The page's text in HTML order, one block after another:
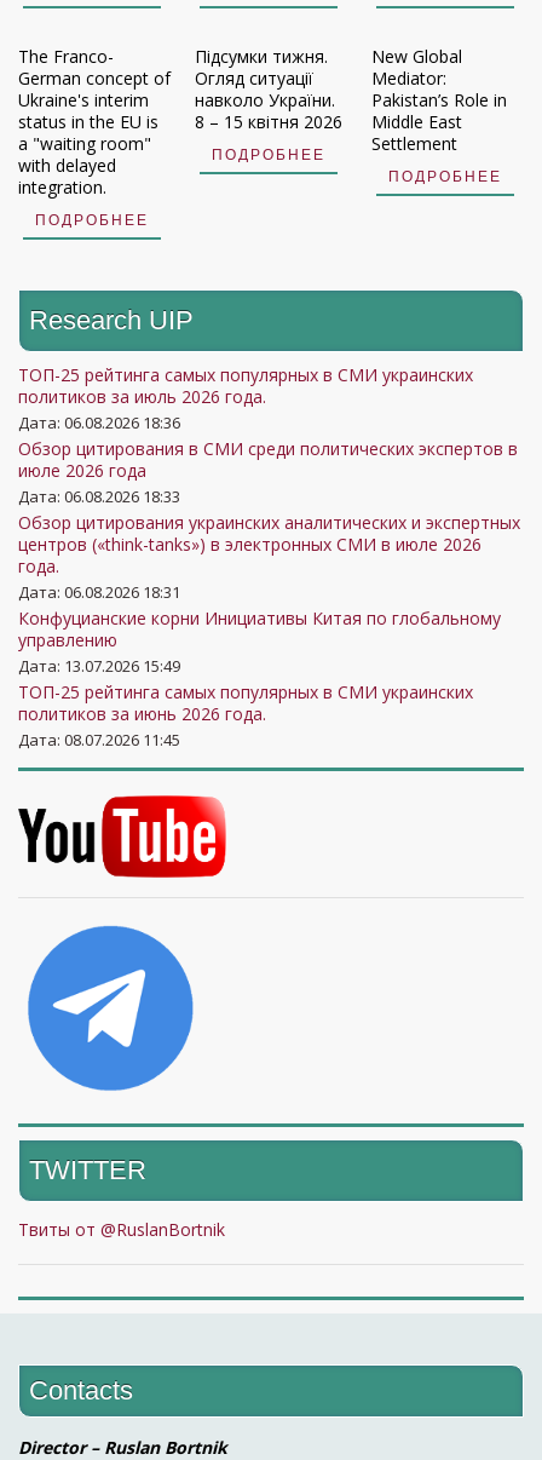
The Franco-
German concept of
Ukraine's interim
status in the EU is
a "waiting room"
with delayed
integration.
ПОДРОБНЕЕ
Підсумки тижня.
Огляд ситуації
навколо України.
8 – 15 квітня 2026
ПОДРОБНЕЕ
New Global
Mediator:
Pakistan’s Role in
Middle East
Settlement
ПОДРОБНЕЕ
Research UIP
ТОП-25 рейтинга самых популярных в СМИ украинских
политиков за июль 2026 года.
Дата: 06.08.2026 18:36
Обзор цитирования в СМИ среди политических экспертов в
июле 2026 года
Дата: 06.08.2026 18:33
Обзор цитирования украинских аналитических и экспертных
центров («think-tanks») в электронных СМИ в июле 2026
года.
Дата: 06.08.2026 18:31
Конфуцианские корни Инициативы Китая по глобальному
управлению
Дата: 13.07.2026 15:49
ТОП-25 рейтинга самых популярных в СМИ украинских
политиков за июнь 2026 года.
Дата: 08.07.2026 11:45
TWITTER
Твиты от @RuslanBortnik
Contacts
Director – Ruslan Bortnik